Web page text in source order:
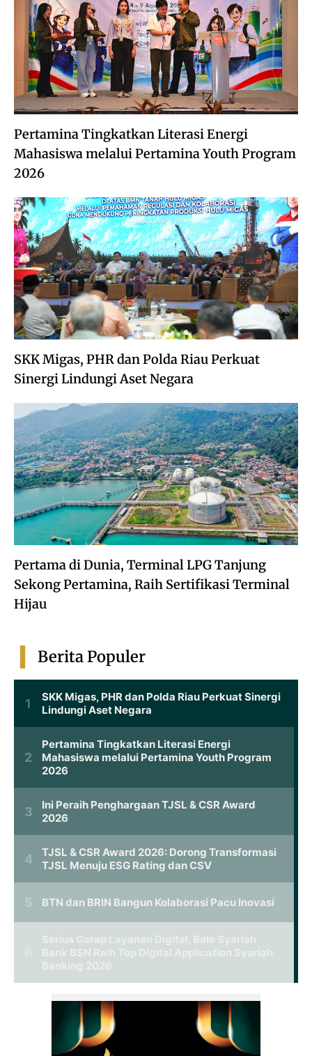
Pertamina Tingkatkan Literasi Energi
Mahasiswa melalui Pertamina Youth Program
2026
SKK Migas, PHR dan Polda Riau Perkuat
Sinergi Lindungi Aset Negara
Pertama di Dunia, Terminal LPG Tanjung
Sekong Pertamina, Raih Sertifikasi Terminal
Hijau
Berita Populer